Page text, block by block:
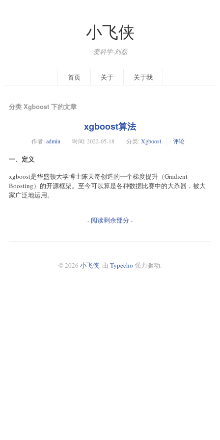
小飞侠
爱科学-刘磊
首页 关于 关于我
分类 Xgboost 下的文章
xgboost算法
作者: admin 时间: 2022-05-18 分类: Xgboost 评论
一、定义
xgboost是华盛顿大学博士陈天奇创造的一个梯度提升（Gradient
Boosting）的开源框架。至今可以算是各种数据比赛中的大杀器，被大
家广泛地运用。
- 阅读剩余部分 -
© 2026 小飞侠. 由 Typecho 强力驱动.